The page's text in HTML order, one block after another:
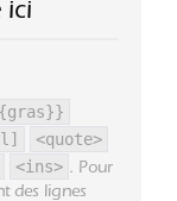
ici
<quote>
<ins> . Pour
des lignes